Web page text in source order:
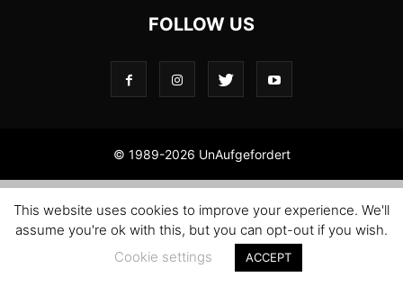
FOLLOW US
© 1989-2026 UnAufgefordert
This website uses cookies to improve your experience. We'll
assume you're ok with this, but you can opt-out if you wish.
Cookie settings
ACCEPT